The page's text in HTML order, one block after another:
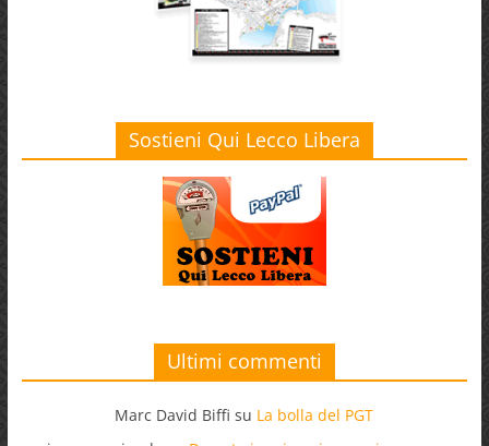
Sostieni Qui Lecco Libera
Ultimi commenti
Marc David Biffi su La bolla del PGT